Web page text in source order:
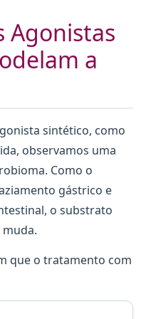
Agonistas
a
sintético, como
observamos uma
Como o
gástrico e
o substrato
que o tratamento com